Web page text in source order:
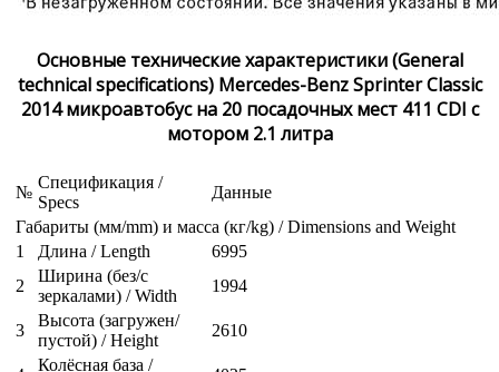
Основные технические характеристики (General
technical specifications) Mercedes-Benz Sprinter Classic
2014 микроавтобус на 20 посадочных мест 411 CDI с
мотором 2.1 литра
№
Спецификация /
Specs
Данные
Габариты (мм/mm) и масса (кг/kg) / Dimensions and Weight
1
Длина / Length
6995
2
Ширина (без/с
зеркалами) / Width
1994
3
Высота (загружен/
пустой) / Height
2610
Колёсная база /